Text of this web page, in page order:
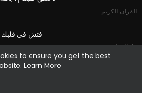
to ensure you get the best
Learn More
القران الكريم
هلا الفراشة